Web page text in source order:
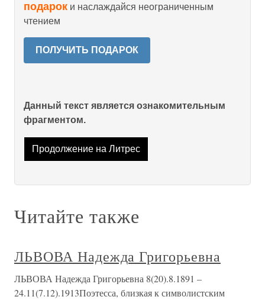
подарок и наслаждайся неограниченным
чтением
ПОЛУЧИТЬ ПОДАРОК
Данный текст является ознакомительным
фрагментом.
Продолжение на Литрес
Читайте также
ЛЬВОВА Надежда Григорьевна
ЛЬВОВА Надежда Григорьевна 8(20).8.1891 –
24.11(7.12).1913Поэтесса, близкая к символистским